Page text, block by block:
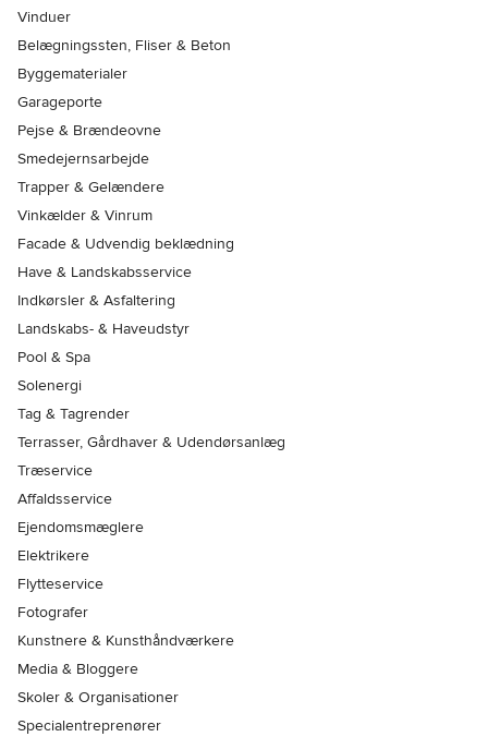
Vinduer
Belægningssten, Fliser & Beton
Byggematerialer
Garageporte
Pejse & Brændeovne
Smedejernsarbejde
Trapper & Gelændere
Vinkælder & Vinrum
Facade & Udvendig beklædning
Have & Landskabsservice
Indkørsler & Asfaltering
Landskabs- & Haveudstyr
Pool & Spa
Solenergi
Tag & Tagrender
Terrasser, Gårdhaver & Udendørsanlæg
Træservice
Affaldsservice
Ejendomsmæglere
Elektrikere
Flytteservice
Fotografer
Kunstnere & Kunsthåndværkere
Media & Bloggere
Skoler & Organisationer
Specialentreprenører